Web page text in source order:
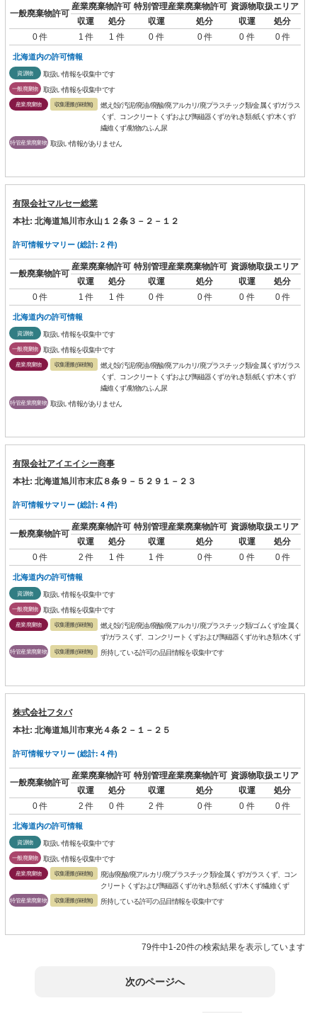
一般廃棄物許可
産業廃棄物許可 特別管理産業廃棄物許可 資源物取扱エリア
収運
処分 収運 処分 収運
処分
0 件
1 件 1 件 0 件 0 件 0 件 0 件
北海道内の許可情報
資源物 取扱い情報を収集中です
一般廃棄物 取扱い情報を収集中です
産業廃棄物 収集運搬(保積無)
燃え殻/汚泥/廃油/廃酸/廃アルカリ/廃プラスチック類/金属くず/ガラス
くず、コンクリートくずおよび陶磁器くず/がれき類/紙くず/木くず/
繊維くず/動物のふん尿
特管産業廃棄物 取扱い情報がありません
有限会社マルセー総業
本社: 北海道旭川市永山１２条３－２－１２
許可情報サマリー (総計: 2 件)
一般廃棄物許可
産業廃棄物許可 特別管理産業廃棄物許可 資源物取扱エリア
収運
処分 収運 処分 収運
処分
0 件
1 件 1 件 0 件 0 件 0 件 0 件
北海道内の許可情報
資源物 取扱い情報を収集中です
一般廃棄物 取扱い情報を収集中です
産業廃棄物 収集運搬(保積無)
燃え殻/汚泥/廃油/廃酸/廃アルカリ/廃プラスチック類/金属くず/ガラス
くず、コンクリートくずおよび陶磁器くず/がれき類/紙くず/木くず/
繊維くず/動物のふん尿
特管産業廃棄物 取扱い情報がありません
有限会社アイエイシー商事
本社: 北海道旭川市末広８条９－５２９１－２３
許可情報サマリー (総計: 4 件)
一般廃棄物許可
産業廃棄物許可 特別管理産業廃棄物許可 資源物取扱エリア
収運
処分 収運 処分 収運
処分
0 件
2 件 1 件 1 件 0 件 0 件 0 件
北海道内の許可情報
資源物 取扱い情報を収集中です
一般廃棄物 取扱い情報を収集中です
産業廃棄物 収集運搬(保積無)
燃え殻/汚泥/廃油/廃酸/廃アルカリ/廃プラスチック類/ゴムくず/金属く
ず/ガラスくず、コンクリートくずおよび陶磁器くず/がれき類/木くず
特管産業廃棄物 収集運搬(保積無) 所持している許可の品目情報を収集中です
株式会社フタバ
本社: 北海道旭川市東光４条２－１－２５
許可情報サマリー (総計: 4 件)
一般廃棄物許可
産業廃棄物許可 特別管理産業廃棄物許可 資源物取扱エリア
収運
処分 収運 処分 収運
処分
0 件
2 件 0 件 2 件 0 件 0 件 0 件
北海道内の許可情報
資源物 取扱い情報を収集中です
一般廃棄物 取扱い情報を収集中です
産業廃棄物 収集運搬(保積無)
廃油/廃酸/廃アルカリ/廃プラスチック類/金属くず/ガラスくず、コン
クリートくずおよび陶磁器くず/がれき類/紙くず/木くず/繊維くず
特管産業廃棄物 収集運搬(保積無) 所持している許可の品目情報を収集中です
79件中1-20件の検索結果を表示しています
次のページへ